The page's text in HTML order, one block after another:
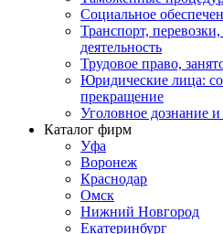
Социальное
Транспорт,
деятельность
Трудовое право,
Юридические лица:
прекращение
Уголовное дознание и
Каталог фирм
Уфа
Воронеж
Краснодар
Омск
Нижний Новгород
Екатеринбург